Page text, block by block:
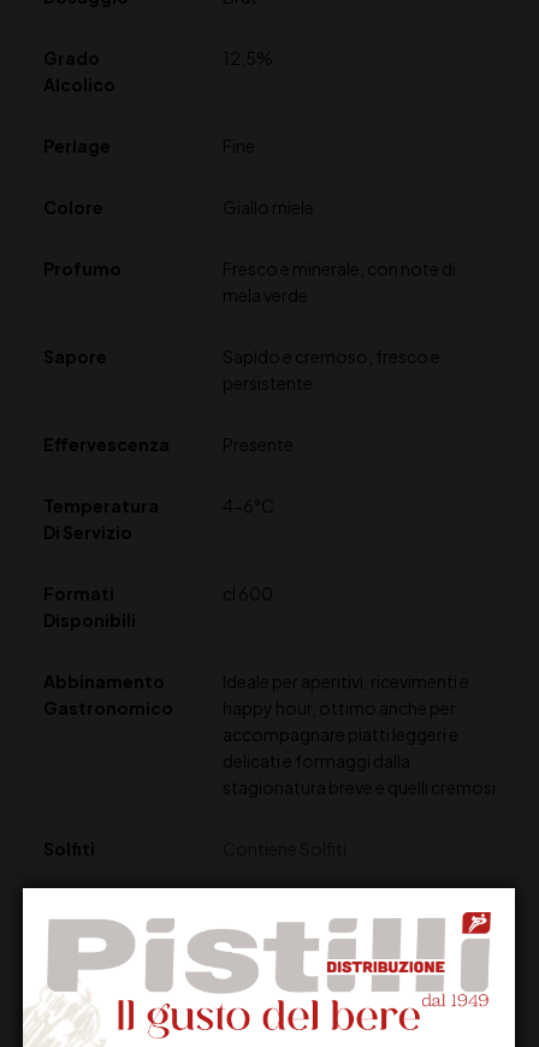
Grado
Alcolico
12,5%
Perlage Fine
Colore Giallo miele
Profumo
Fresco e minerale, con note di
mela verde
Sapore
Sapido e cremoso, fresco e
persistente
Effervescenza Presente
Temperatura
Di Servizio
4-6°C
Formati
Disponibili
cl 600
Abbinamento
Gastronomico
Ideale per aperitivi, ricevimenti e
happy hour, ottimo anche per
accompagnare piatti leggeri e
delicati e formaggi dalla
stagionatura breve e quelli cremosi
Solfiti
Recensioni (0)